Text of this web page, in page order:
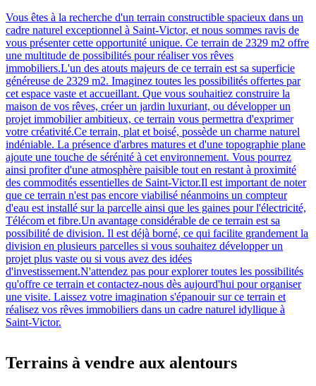
Vous êtes à la recherche d'un terrain constructible spacieux dans un
cadre naturel exceptionnel à Saint-Victor, et nous sommes ravis de
vous présenter cette opportunité unique. Ce terrain de 2329 m2 offre
une multitude de possibilités pour réaliser vos rêves
immobiliers.L'un des atouts majeurs de ce terrain est sa superficie
généreuse de 2329 m2. Imaginez toutes les possibilités offertes par
cet espace vaste et accueillant. Que vous souhaitiez construire la
maison de vos rêves, créer un jardin luxuriant, ou développer un
projet immobilier ambitieux, ce terrain vous permettra d'exprimer
votre créativité.Ce terrain, plat et boisé, possède un charme naturel
indéniable. La présence d'arbres matures et d'une topographie plane
ajoute une touche de sérénité à cet environnement. Vous pourrez
ainsi profiter d'une atmosphère paisible tout en restant à proximité
des commodités essentielles de Saint-Victor.Il est important de noter
que ce terrain n'est pas encore viabilisé néanmoins un compteur
d'eau est installé sur la parcelle ainsi que les gaines pour l'électricité,
Télécom et fibre.Un avantage considérable de ce terrain est sa
possibilité de division. Il est déjà borné, ce qui facilite grandement la
division en plusieurs parcelles si vous souhaitez développer un
projet plus vaste ou si vous avez des idées
d'investissement.N'attendez pas pour explorer toutes les possibilités
qu'offre ce terrain et contactez-nous dès aujourd'hui pour organiser
une visite. Laissez votre imagination s'épanouir sur ce terrain et
réalisez vos rêves immobiliers dans un cadre naturel idyllique à
Saint-Victor.
Terrains à vendre aux alentours